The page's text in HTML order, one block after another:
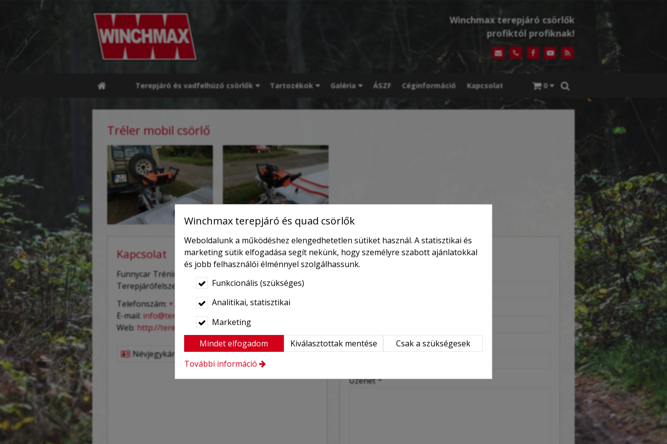
Winchmax terepjáró csörlők
profiktól profiknak!
0
Terepjáró és vadfelhúzó csörlők Tartozékok Galéria ÁSZF Céginformáció Kapcsolat
Tréler mobil csörlő
Kapcsolat
Funnycar Tréning Kft.
Terepjárófelszerelés.hu
Telefonszám: +36 30 246 6115
E-mail: info@terepjarofelszereles.hu
Web: http://terepjarofelszereles.hu/
Névjegykártya mentése
Üzenetküldés
-
-
Telefonszám
Üzenet*
Winchmax terepjáró és quad csörlők
Weboldalunk a működéshez elengedhetetlen sütiket használ. A statisztikai és
marketing sütik elfogadása segít nekünk, hogy személyre szabott ajánlatokkal
és jobb felhasználói élménnyel szolgálhassunk.
Funkcionális (szükséges)
Analitikai, statisztikai
Marketing
Mindet elfogadom
Kiválasztottak mentése
Csak a szükségesek
További információ